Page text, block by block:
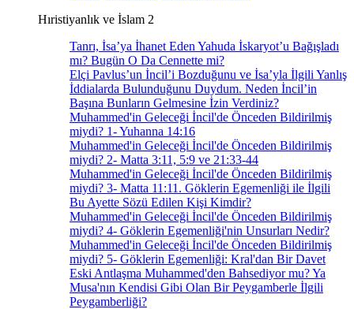
Hıristiyanlık ve İslam 2
Tanrı, İsa’ya İhanet Eden Yahuda İskaryot’u Bağışladı
mı? Bugün O Da Cennette mi?
Elçi Pavlus’un İncil’i Bozduğunu ve İsa’yla İlgili Yanlış
İddialarda Bulunduğunu Duydum. Neden İncil’in
Başına Bunların Gelmesine İzin Verdiniz?
Muhammed'in Geleceği İncil'de Önceden Bildirilmiş
miydi? 1- Yuhanna 14:16
Muhammed'in Geleceği İncil'de Önceden Bildirilmiş
miydi? 2- Matta 3:11, 5:9 ve 21:33-44
Muhammed'in Geleceği İncil'de Önceden Bildirilmiş
miydi? 3- Matta 11:11. Göklerin Egemenliği ile İlgili
Bu Ayette Sözü Edilen Kişi Kimdir?
Muhammed'in Geleceği İncil'de Önceden Bildirilmiş
miydi? 4- Göklerin Egemenliği'nin Unsurları Nedir?
Muhammed'in Geleceği İncil'de Önceden Bildirilmiş
miydi? 5- Göklerin Egemenliği: Kral'dan Bir Davet
Eski Antlaşma Muhammed'den Bahsediyor mu? Ya
Musa'nın Kendisi Gibi Olan Bir Peygamberle İlgili
Peygamberliği?